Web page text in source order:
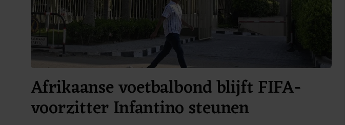
Afrikaanse voetbalbond blijft FIFA-
voorzitter Infantino steunen